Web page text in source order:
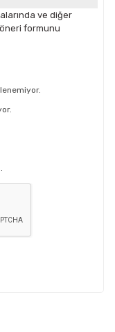
ve diğer
formunu